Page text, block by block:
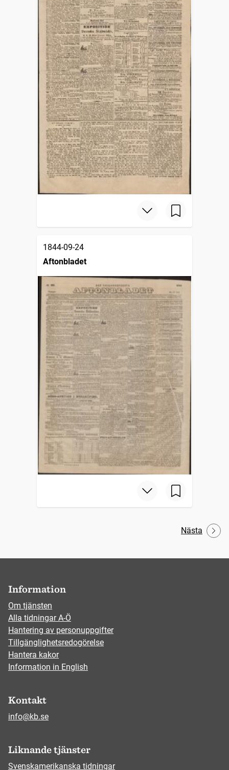
1844-09-24
Aftonbladet
Nästa
Information
Om tjänsten
Alla tidningar A-Ö
Hantering av personuppgifter
Tillgänglighetsredogörelse
Hantera kakor
Information in English
Kontakt
info@kb.se
Liknande tjänster
Svenskamerikanska tidningar